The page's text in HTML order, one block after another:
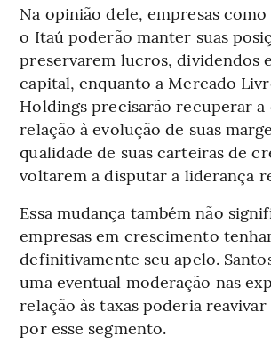
Na opinião dele, empresas
o Itaú poderão manter suas
preservarem lucros, dividendos
capital, enquanto a Mercado
Holdings precisarão recuperar a
relação à evolução de suas
qualidade de suas carteiras de
voltarem a disputar a liderança
Essa mudança também não
empresas em crescimento
definitivamente seu apelo.
uma eventual moderação nas
relação às taxas poderia
por esse segmento.